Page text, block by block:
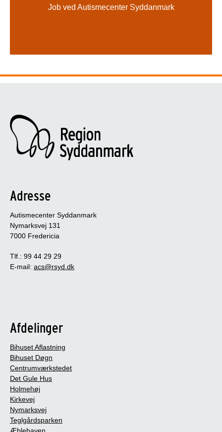
Job ved Autismecenter Syddanmark
Adresse
Autismecenter Syddanmark
Nymarksvej 131
7000 Fredericia
Tlf.: 99 44 29 29
E-mail: acs@rsyd.dk
Afdelinger
Bihuset Aflastning
Bihuset Døgn
Centrumværkstedet
Det Gule Hus
Holmehøj
Kirkevej
Nymarksvej
Teglgårdsparken